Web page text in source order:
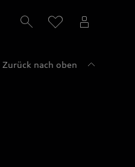
Zurück nach oben